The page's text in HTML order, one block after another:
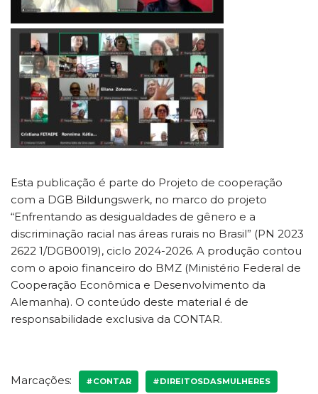
Esta publicação é parte do Projeto de cooperação
com a DGB Bildungswerk, no marco do projeto
“Enfrentando as desigualdades de gênero e a
discriminação racial nas áreas rurais no Brasil” (PN 2023
2622 1/DGB0019), ciclo 2024-2026. A produção contou
com o apoio financeiro do BMZ (Ministério Federal de
Cooperação Econômica e Desenvolvimento da
Alemanha). O conteúdo deste material é de
responsabilidade exclusiva da CONTAR.
Marcações: #CONTAR #DIREITOSDASMULHERES